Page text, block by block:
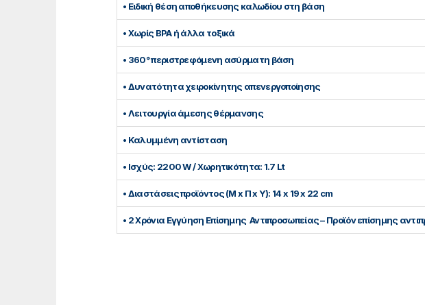
• Ειδική θέση αποθήκευσης καλωδίου στη βάση
• Χωρίς BPA ή άλλα τοξικά
• 360° περιστρεφόμενη ασύρματη βάση
• Δυνατότητα χειροκίνητης απενεργοποίησης
• Λειτουργία άμεσης θέρμανσης
• Καλυμμένη αντίσταση
• Ισχύς: 2200 W / Χωρητικότητα: 1.7 Lt
• Διαστάσεις προϊόντος (Μ x Π x Υ): 14 x 19 x 22 cm
• 2 Χρόνια Εγγύηση Επίσημης Αντιπροσωπείας – Προϊόν επίσημης